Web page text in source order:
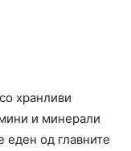
хранливи
и минерали
еден од главните